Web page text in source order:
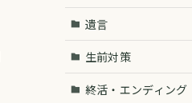
遺言
生前対策
終活・エンディング